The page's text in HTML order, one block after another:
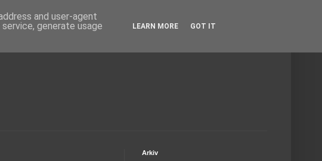
Arkiv
and user-agent
generate usage
LEARN MORE GOT IT